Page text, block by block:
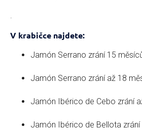
.
V krabičce najdete:
Jamón Serrano zrání 15
Jamón Serrano zrání až 18
Jamón Ibérico de Cebo zrání
Jamón Ibérico de Bellota